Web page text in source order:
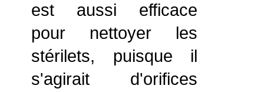
est aussi efficace
pour nettoyer les
stérilets, puisque il
s'agirait d'orifices